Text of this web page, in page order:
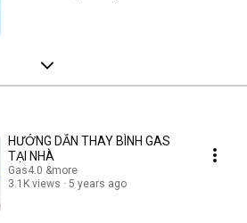
HƯỚNG DẪN THAY BÌNH GAS
TẠI NHÀ
Gas4.0 &more
3.1K views
5 years ago